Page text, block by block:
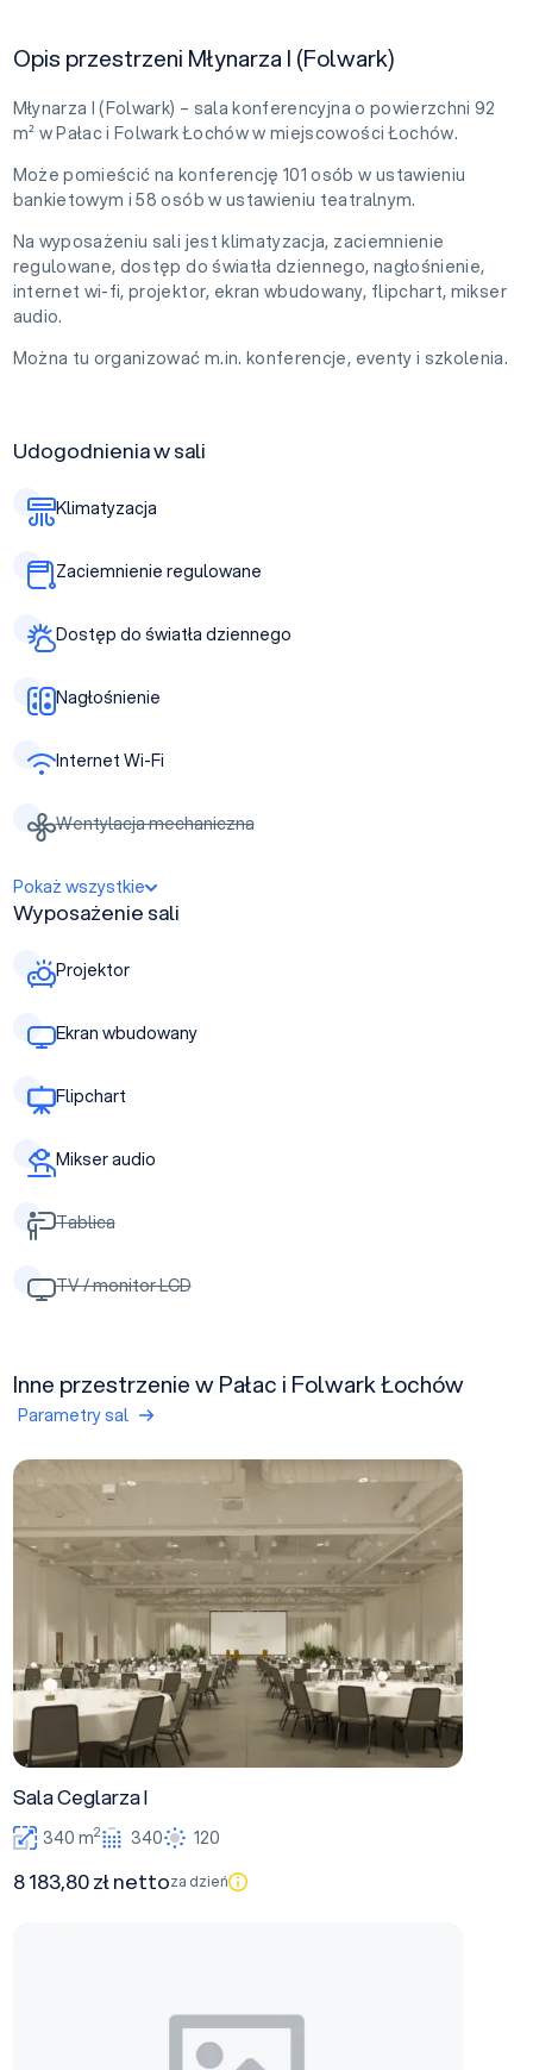
Opis przestrzeni Młynarza I (Folwark)
Młynarza I (Folwark) – sala konferencyjna o powierzchni 92
m² w Pałac i Folwark Łochów w miejscowości Łochów.
Może pomieścić na konferencję 101 osób w ustawieniu
bankietowym i 58 osób w ustawieniu teatralnym.
Na wyposażeniu sali jest klimatyzacja, zaciemnienie
regulowane, dostęp do światła dziennego, nagłośnienie,
internet wi-fi, projektor, ekran wbudowany, flipchart, mikser
audio.
Można tu organizować m.in. konferencje, eventy i szkolenia.
Udogodnienia w sali
Klimatyzacja
Zaciemnienie regulowane
Dostęp do światła dziennego
Nagłośnienie
Internet Wi-Fi
Wentylacja mechaniczna
Pokaż wszystkie
Wyposażenie sali
Projektor
Ekran wbudowany
Flipchart
Mikser audio
Tablica
TV / monitor LCD
Inne przestrzenie w Pałac i Folwark Łochów
Parametry sal
Sala Ceglarza I
Sala Ceglarza I
340 m2 340 120
8 183,80 zł nettoza dzień